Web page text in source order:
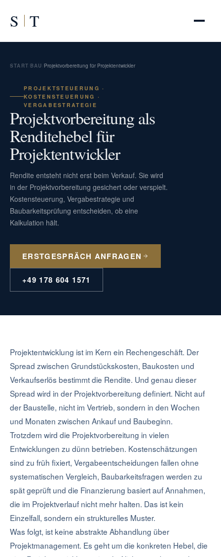
S T
START BAU Projektvorbereitung für Projektentwickler
PROJEKTSTEUERUNG ·
KOSTENSTEUERUNG ·
VERGABESTRATEGIE
Projektvorbereitung als
Renditehebel für
Projektentwickler
Rendite entsteht nicht erst beim Verkauf. Sie wird
in der Projektvorbereitung gesichert oder verspielt.
Kostensteuerung, Vergabestrategie und
Baubarkeitsprüfung entscheiden, ob eine
Kalkulation hält.
ERSTGESPRÄCH ANFRAGEN
+49 178 604 1571
Projektentwicklung ist im Kern ein Rechengeschäft. Der
Spread zwischen Grundstückskosten, Baukosten und
Verkaufserlös bestimmt die Rendite. Und genau dieser
Spread wird in der Projektvorbereitung definiert. Nicht auf
der Baustelle, nicht im Vertrieb, sondern in den Wochen
und Monaten zwischen Ankauf und Baubeginn.
Trotzdem wird die Projektvorbereitung in vielen
Entwicklungen zu dünn betrieben. Kostenschätzungen
sind zu früh fixiert, Vergabeentscheidungen fallen ohne
systematischen Vergleich, Baubarkeitsfragen werden zu
spät geprüft und die Finanzierung basiert auf Annahmen,
die im Projektverlauf nicht mehr halten. Das ist kein
Einzelfall, sondern ein strukturelles Muster.
Was folgt, ist keine abstrakte Abhandlung über
Projektmanagement. Es geht um die konkreten Hebel, die